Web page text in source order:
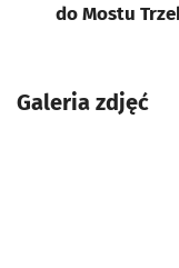
do Mostu
Galeria zdjęć